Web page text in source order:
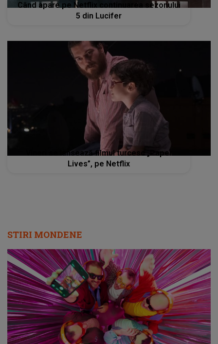
Când apare pe Netflix continuarea sezonului
5 din Lucifer
Vineri se lansează filmul turcesc „Paper
Lives”, pe Netflix
STIRI MONDENE